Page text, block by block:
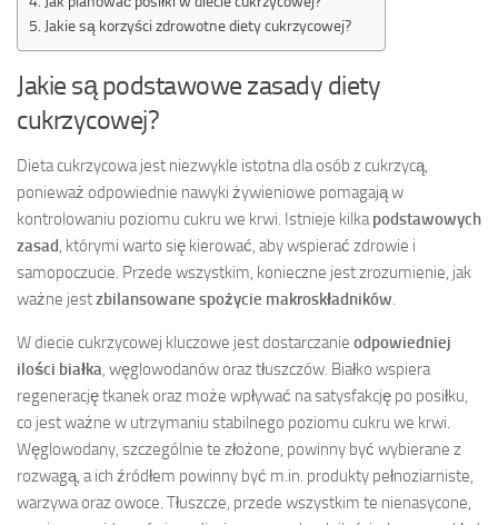
Jakie są korzyści zdrowotne diety cukrzycowej?
Jakie są podstawowe zasady diety
cukrzycowej?
Dieta cukrzycowa jest niezwykle istotna dla osób z cukrzycą,
ponieważ odpowiednie nawyki żywieniowe pomagają w
kontrolowaniu poziomu cukru we krwi. Istnieje kilkapodstawowych
zasad, którymi warto się kierować, aby wspierać zdrowie i
samopoczucie. Przede wszystkim, konieczne jest zrozumienie, jak
ważne jestzbilansowane spożycie makroskładników.
W diecie cukrzycowej kluczowe jest dostarczanie odpowiedniej
ilości białka, węglowodanów oraz tłuszczów. Białko wspiera
regenerację tkanek oraz może wpływać na satysfakcję po posiłku,
co jest ważne w utrzymaniu stabilnego poziomu cukru we krwi.
Węglowodany, szczególnie te złożone, powinny być wybierane z
rozwagą, a ich źródłem powinny być m.in. produkty pełnoziarniste,
warzywa oraz owoce. Tłuszcze, przede wszystkim te nienasycone,